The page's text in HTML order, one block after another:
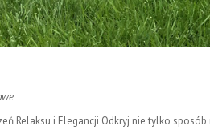
Relaksu i Elegancji Odkryj nie tylko